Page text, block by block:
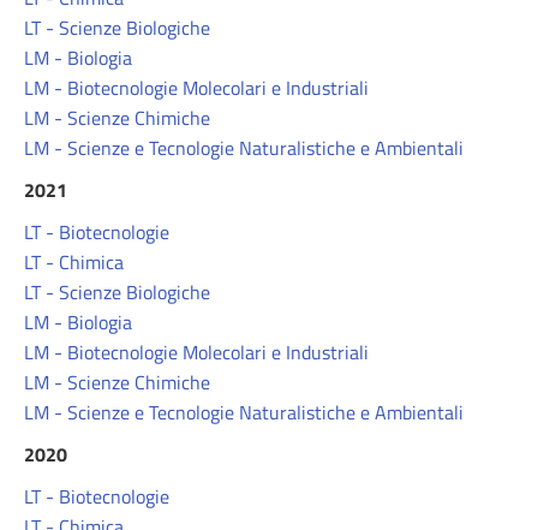
LT - Scienze Biologiche
LM - Biologia
LM - Biotecnologie Molecolari e Industriali
LM - Scienze Chimiche
LM - Scienze e Tecnologie Naturalistiche e Ambientali
2021
LT - Biotecnologie
LT - Chimica
LT - Scienze Biologiche
LM - Biologia
LM - Biotecnologie Molecolari e Industriali
LM - Scienze Chimiche
LM - Scienze e Tecnologie Naturalistiche e Ambientali
2020
LT - Biotecnologie